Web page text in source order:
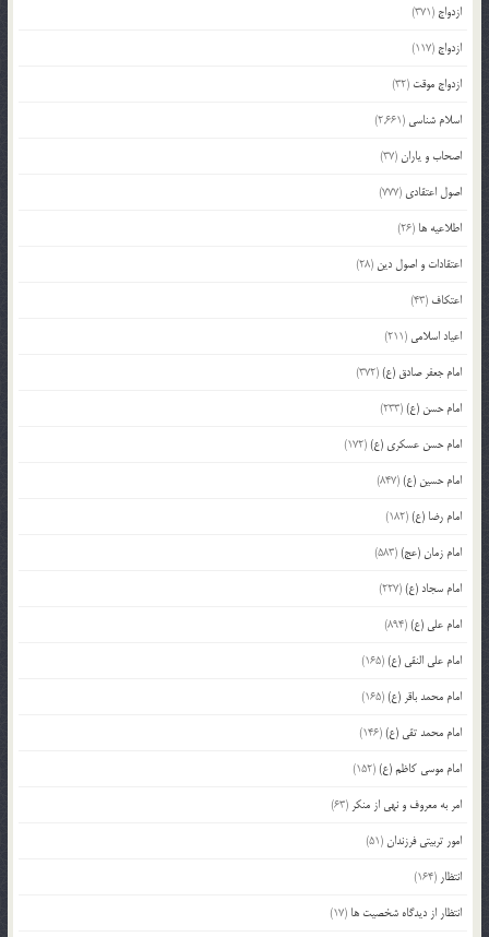
ازدواج (371)
ازدواج (117)
ازدواج موقت (32)
اسلام شناسی (2,661)
اصحاب و یاران(37)
اصول اعتقادی (777)
اطلاعیه ها (26)
اعتقادات و اصول دین (28)
اعتکاف (43)
اعیاد اسلامی (211)
امام جعفر صادق (ع)(372)
امام حسن (ع)(233)
امام حسن عسکری (ع)(172)
امام حسین (ع)(847)
امام رضا (ع)(182)
امام زمان (عج)(583)
امام سجاد (ع)(227)
امام علی (ع)(894)
امام علی النقی (ع)(165)
امام محمد باقر (ع)(165)
امام محمد تقی (ع)(146)
امام موسی کاظم (ع)(152)
امر به معروف و نهی از منکر (63)
امور تربیتی فرزندان(51)
انتظار (164)
انتظار از دیدگاه شخصیت ها (17)